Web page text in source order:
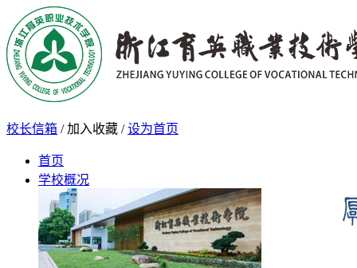
校长信箱 / 加入收藏 / 设为首页
首页
学校概况